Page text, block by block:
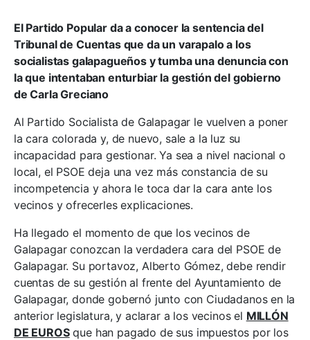
El Partido Popular da a conocer la sentencia del
Tribunal de Cuentas que da un varapalo a los
socialistas galapagueños y tumba una denuncia con
la que intentaban enturbiar la gestión del gobierno
de Carla Greciano
Al Partido Socialista de Galapagar le vuelven a poner
la cara colorada y, de nuevo, sale a la luz su
incapacidad para gestionar. Ya sea a nivel nacional o
local, el PSOE deja una vez más constancia de su
incompetencia y ahora le toca dar la cara ante los
vecinos y ofrecerles explicaciones.
Ha llegado el momento de que los vecinos de
Galapagar conozcan la verdadera cara del PSOE de
Galapagar. Su portavoz, Alberto Gómez, debe rendir
cuentas de su gestión al frente del Ayuntamiento de
Galapagar, donde gobernó junto con Ciudadanos en la
anterior legislatura, y aclarar a los vecinos el MILLÓN
DE EUROSque han pagado de sus impuestos por los